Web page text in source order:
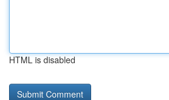
HTML is disabled